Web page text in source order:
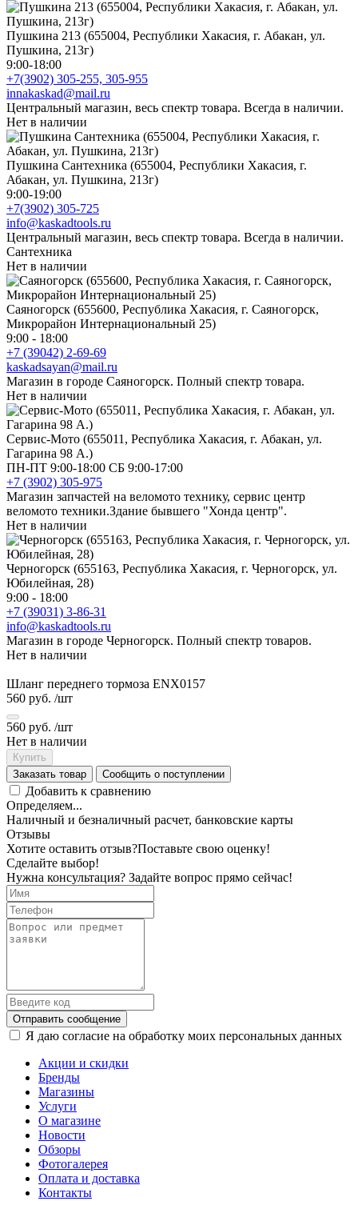
Пушкина 213 (655004, Республики Хакасия, г. Абакан, ул.
Пушкина, 213г)
9:00-18:00
+7(3902) 305-255, 305-955
innakaskad@mail.ru
Центральный магазин, весь спектр товара. Всегда в наличии.
Нет в наличии
Пушкина Сантехника (655004, Республики Хакасия, г.
Абакан, ул. Пушкина, 213г)
9:00-19:00
+7(3902) 305-725
info@kaskadtools.ru
Центральный магазин, весь спектр товара. Всегда в наличии.
Сантехника
Нет в наличии
Саяногорск (655600, Республика Хакасия, г. Саяногорск,
Микрорайон Интернациональный 25)
9:00 - 18:00
+7 (39042) 2-69-69
kaskadsayan@mail.ru
Магазин в городе Саяногорск. Полный спектр товара.
Нет в наличии
Сервис-Мото (655011, Республика Хакасия, г. Абакан, ул.
Гагарина 98 А.)
ПН-ПТ 9:00-18:00 СБ 9:00-17:00
+7 (3902) 305-975
Магазин запчастей на веломото технику, сервис центр
веломото техники.Здание бывшего "Хонда центр".
Нет в наличии
Черногорск (655163, Республика Хакасия, г. Черногорск, ул.
Юбилейная, 28)
9:00 - 18:00
+7 (39031) 3-86-31
info@kaskadtools.ru
Магазин в городе Черногорск. Полный спектр товаров.
Нет в наличии
Шланг переднего тормоза ENX0157
560 руб. /шт
560 руб. /шт
Нет в наличии
Купить
Заказать товар
Сообщить о поступлении
Добавить к сравнению
Определяем...
Наличный и безналичный расчет, банковские карты
Отзывы
Хотите оставить отзыв?Поставьте свою оценку!
Сделайте выбор!
Нужна консультация? Задайте вопрос прямо сейчас!
Отправить сообщение
Я даю согласие на обработку моих персональных данных
Акции и скидки
Бренды
Магазины
Услуги
О магазине
Новости
Обзоры
Фотогалерея
Оплата и доставка
Контакты